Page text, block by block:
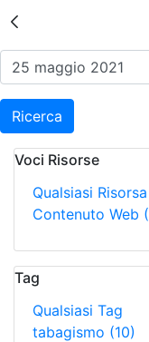
Risultati
Ricerca
Voci Risorse
Qualsiasi Risorsa
Contenuto Web
Tag
Qualsiasi Tag
tabagismo (10)